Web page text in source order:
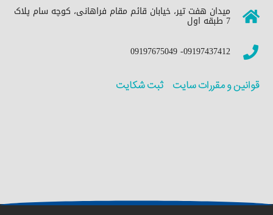
قوانین و مقررات سایت ثبت شکایت